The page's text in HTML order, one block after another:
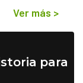
Ver más >
para